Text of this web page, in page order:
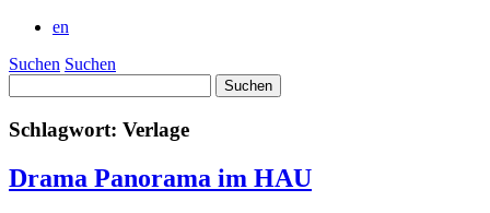
en
Suchen Suchen
nach:
Schlagwort: Verlage
Drama Panorama im HAU